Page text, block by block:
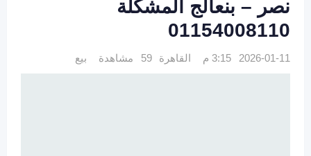
نصر – بنعالج المشكلة
01154008110
2026-01-11 3:15 م القاهرة 59 مشاهدة بيع